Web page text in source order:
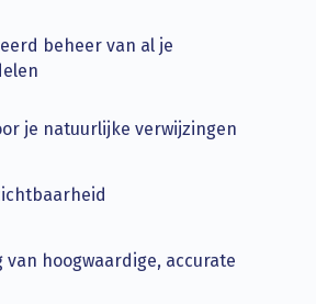
beheer van al je
je natuurlijke verwijzingen
hoogwaardige, accurate